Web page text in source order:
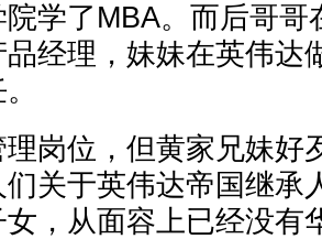
院学了MBA。而后哥哥
经理，妹妹在英伟达
岗位，但黄家兄妹好
关于英伟达帝国继承
，从面容上已经没有